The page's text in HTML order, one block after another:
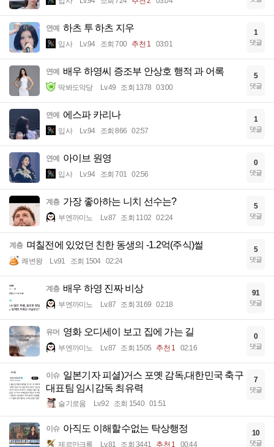
연예 하츠 투 하츠 지우
입사 Lv.94 조회 700 추천 1 03:01
1
댓글
연예 배우 하영씨 증조부 안상호 행적 과 어록
딱봐도악당 Lv.49 조회 1378 03:00
5
댓글
연예 에스파 카리나
입사 Lv.94 조회 866 02:57
1
댓글
연예 아이브 원영
입사 Lv.94 조회 701 02:56
0
댓글
계층 가장 좋아하는 니치 선수는?
부엔까미노 Lv.87 조회 1102 02:24
5
댓글
계층 며칠전에 있었던 친한 동생의 -1.2억(주식)썰
쾌변왕 Lv.91 조회 1504 02:24
5
댓글
계층 배우 하영 진짜 비상
부엔까미노 Lv.87 조회 3169 02:18
91
댓글
유머 영화 오디세이 보고 집에 가는 길
부엔까미노 Lv.87 조회 1505 추천 1 02:16
0
댓글
이슈 일본기자 피셜)거스 포옛 감독,대한민국 축구
대표팀 임시감독 최유력
슬기로움 Lv.92 조회 1540 01:51
7
댓글
이슈 아직도 이해할수없는 탁상행정
제르만크록 Lv.81 조회 3441 추천 1 00:44
10
댓글